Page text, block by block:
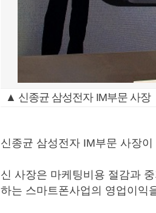
▲ 신종균 삼성전자 IM부문 사장
신종균 삼성전자 IM부문 사장
신 사장은 마케팅비용 절감과
하는 스마트폰사업의 영업이익